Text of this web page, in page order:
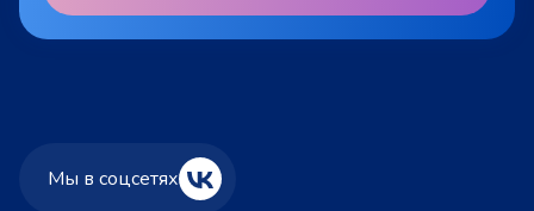
Мы в соцсетях